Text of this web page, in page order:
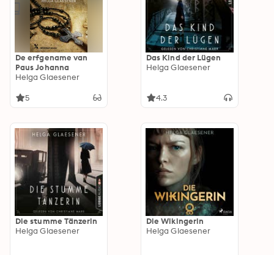
De erfgename van
Paus Johanna
Helga Glaesener
5
Das Kind der Lügen
Helga Glaesener
4.3
Die stumme Tänzerin
Helga Glaesener
Die Wikingerin
Helga Glaesener